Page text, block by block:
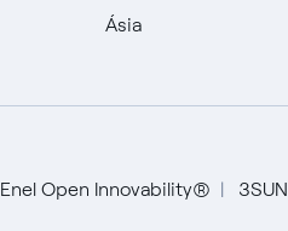
Ásia
Enel Open Innovability® 3SUN